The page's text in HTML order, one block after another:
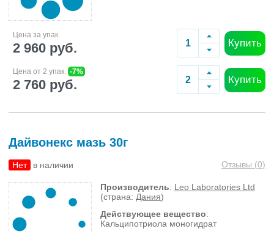
Цена за упак.
2 960 руб. Купить
Цена от 2 упак. -7%
2 760 руб. Купить
Дайвонекс мазь 30г
Нет в наличии Отзывы (0)
Производитель: Leo Laboratories Ltd
(страна: Дания)
Действующее вещество:
Кальципотриола моногидрат